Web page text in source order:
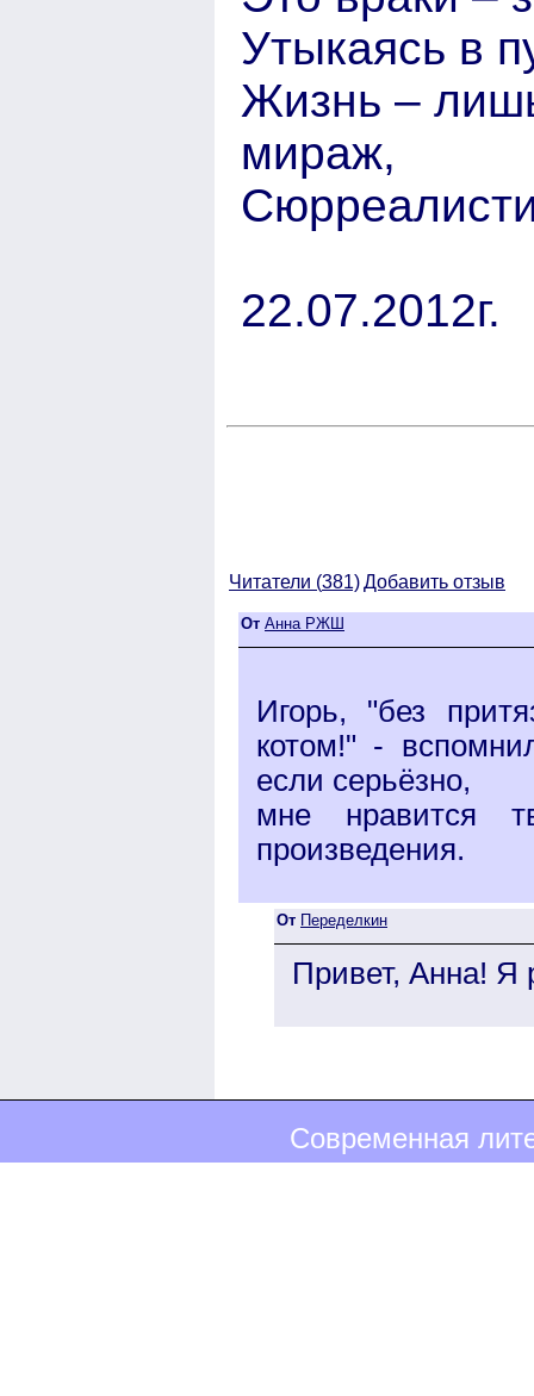
Утыкаясь в
Жизнь –
мираж,
22.07.2012г.
Читатели (381)Добавить отзыв
От Анна РЖШ
Игорь, "без
котом!" -
если серьёзно,
мне нравится
произведения.
От Переделкин
Привет, Анна! Я
Современная